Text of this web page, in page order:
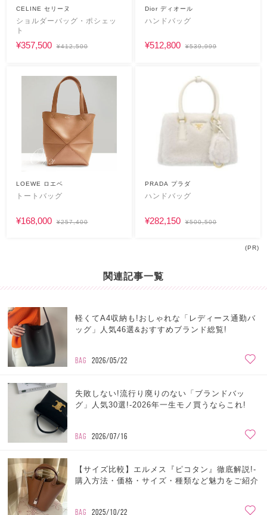
CELINE セリーヌ
ショルダーバッグ・ポシェッ
ト
¥357,500 ¥412,500
Dior ディオール
ハンドバッグ
¥512,800 ¥539,999
LOEWE ロエベ
トートバッグ
¥168,000 ¥257,400
PRADA プラダ
ハンドバッグ
¥282,150 ¥500,500
(PR)
関連記事一覧
軽くてA4収納も!おしゃれな「レディース通勤バ
ッグ」人気46選&おすすめブランド総覧!
BAG 2026/05/22
失敗しない!流行り廃りのない「ブランドバッ
グ」人気30選!-2026年一生モノ買うならこれ!
BAG 2026/07/16
【サイズ比較】エルメス『ピコタン』徹底解説!-
購入方法・価格・サイズ・種類など魅力をご紹介
BAG 2025/10/22